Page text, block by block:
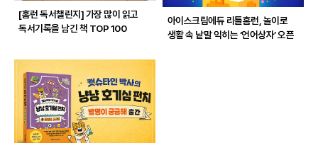
[홈런 독서챌린지]가장 많이 읽고
독서기록을 남긴 책 TOP 100
아이스크림에듀 리틀홈런, 놀이로
생활 속 낱말 익히는 ‘언어상자’ 오픈